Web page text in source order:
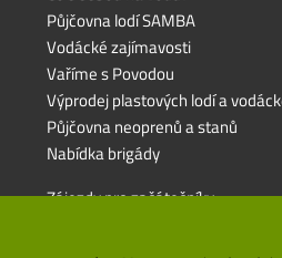
Půjčovna lodí SAMBA
Vodácké zajímavosti
Vaříme s Povodou
Výprodej plastových lodí a
Půjčovna neoprenů a stanů
Nabídka brigády
Zájezdy pro začátečníky
Zájezdy pro pokročilé